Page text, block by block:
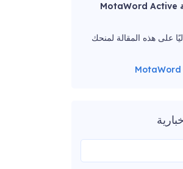
ترجمت هذه المقالة خاصية MotaWord Active
على هذه المقالة لمنحك